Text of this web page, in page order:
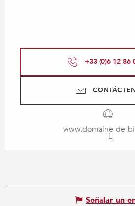
+33 (0)6 12 86
www.domaine-de-
Señalar un